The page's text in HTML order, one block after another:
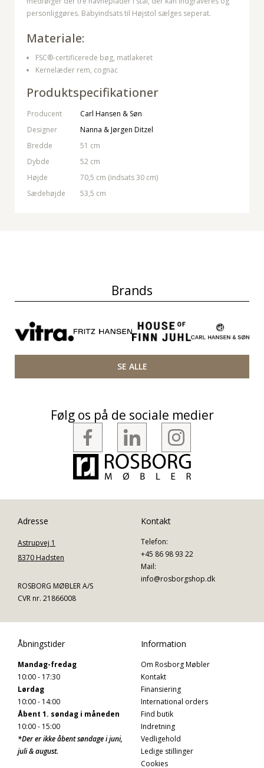
personliggøres. Babyindsats til Højstol sælges seperat.
Materiale:
FSC®-certificerede bøg, matlakeret
Kernelæder rem, cognac
Produktspecifikationer
Producent
Carl Hansen & Søn
Designer
Nanna & Jørgen Ditzel
Bredde
51 cm
Dybde
52 cm
Højde
70,5 cm (indsats 30 cm)
Sædehøjde
53,5 cm
Brands
SE ALLE
Følg os på de sociale medier
Adresse
Astrupvej 1
8370 Hadsten
ROSBORG MØBLER A/S
CVR nr. 21866008
Kontakt
Telefon:
+45 86 98 93 22
Mail:
info@rosborgshop.dk
Åbningstider
Mandag-fredag
10:00 - 17:30
Lørdag
10:00 - 14:00
Åbent 1. søndag i måneden
10:00 - 15:00
*Der er ikke åbent søndage i juni,
juli & august.
Information
Om Rosborg Møbler
Kontakt
Finansiering
International orders
Find butik
Indretning
Vedligehold
Ledige stillinger
Cookies